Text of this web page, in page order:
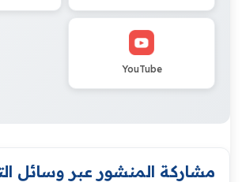
YouTube
مشاركة المنشور عبر وسائل